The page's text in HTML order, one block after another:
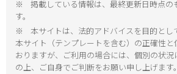
※
掲載している情報は、最終更新日時点の
す。
※
本サイトは、法的アドバイスを目的とし
本サイト（テンプレートを含む）の正確性
おりますが、ご利用の場合には、個別の状
の上、ご自身でご判断をお願い申し上げます。